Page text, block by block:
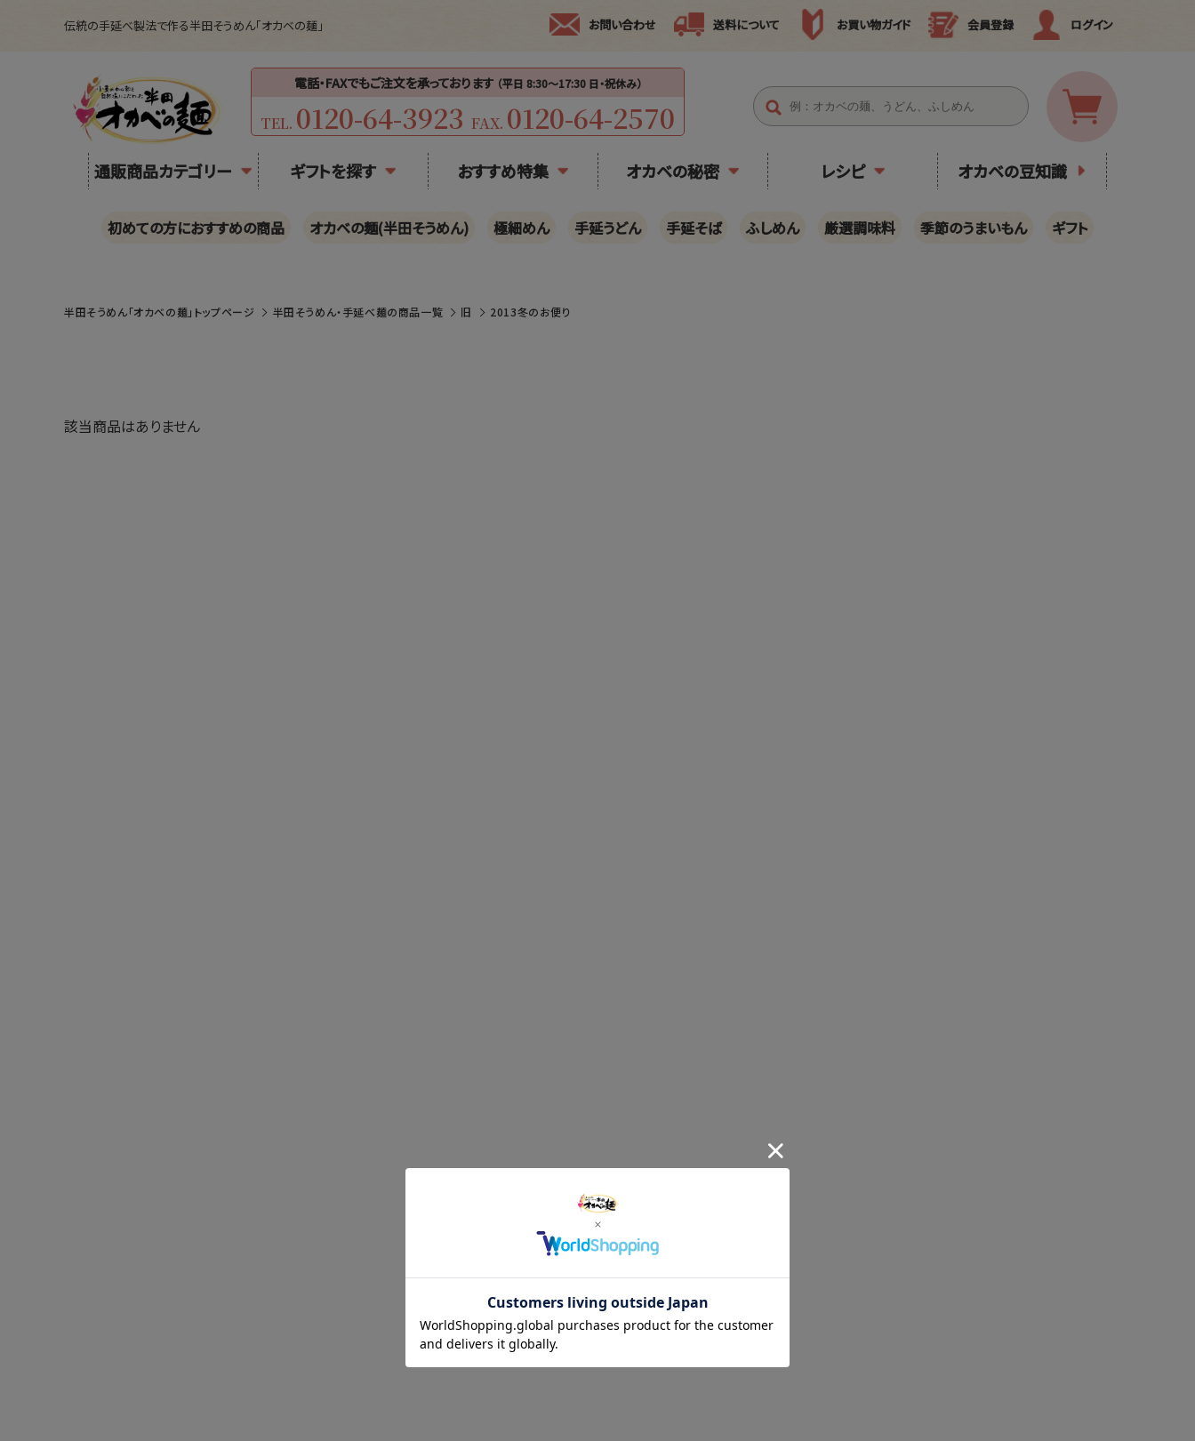
伝統の手延べ製法で作る半田そうめん「オカベの麺」 お問い合わせ 送料について お買い物ガイド 会員登録 ログイン
電話・FAXでもご注文を承っております （平日 8:30〜17:30 日・祝休み）
TEL. 0120-64-3923 FAX. 0120-64-2570
通販商品カテゴリー ギフトを探す おすすめ特集 オカベの秘密 レシピ オカベの豆知識
初めての方におすすめの商品 オカベの麺(半田そうめん) 極細めん 手延うどん 手延そば ふしめん 厳選調味料 季節のうまいもん ギフト
半田そうめん「オカベの麺」トップページ 半田そうめん・手延べ麺の商品一覧 旧 2013冬のお便り
該当商品はありません